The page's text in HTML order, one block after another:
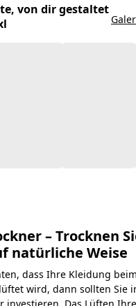
von dir gestaltet
– Trocknen
natürliche Weise
dass Ihre Kleidung
wird, dann sollten Sie